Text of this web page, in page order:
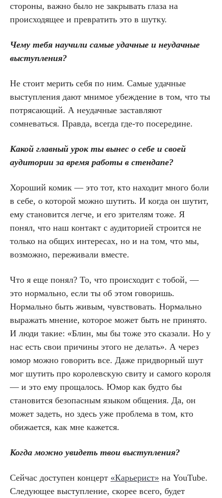
стороны, важно было не закрывать глаза на
происходящее и превратить это в шутку.
Чему тебя научили самые удачные и неудачные
выступления?
Не стоит мерить себя по ним. Самые удачные
выступления дают мнимое убеждение в том, что ты
потрясающий. А неудачные заставляют
сомневаться. Правда, всегда где-то посередине.
Какой главный урок ты вынес о себе и своей
аудитории за время работы в стендапе?
Хороший комик — это тот, кто находит много боли
в себе, о которой можно шутить. И когда он шутит,
ему становится легче, и его зрителям тоже. Я
понял, что наш контакт с аудиторией строится не
только на общих интересах, но и на том, что мы,
возможно, переживали вместе.
Что я еще понял? То, что происходит с тобой, —
это нормально, если ты об этом говоришь.
Нормально быть живым, чувствовать. Нормально
выражать мнение, которое может быть не принято.
И люди такие: «Блин, мы бы тоже это сказали. Но у
нас есть свои причины этого не делать». А через
юмор можно говорить все. Даже придворный шут
мог шутить про королевскую свиту и самого короля
— и это ему прощалось. Юмор как будто бы
становится безопасным языком общения. Да, он
может задеть, но здесь уже проблема в том, кто
обижается, как мне кажется.
Когда можно увидеть твои выступления?
Сейчас доступен концерт «Карьерист» на YouTube.
Следующее выступление, скорее всего, будет